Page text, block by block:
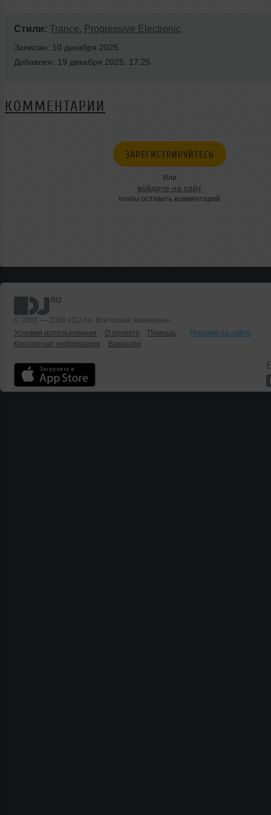
Стили: Trance, Progressive Electronic
Записан: 10 декабря 2025
Добавлен: 19 декабря 2025, 17:25
КОММЕНТАРИИ
ЗАРЕГИСТРИРУЙТЕСЬ
Или
войдите на сайт
чтобы оставить комментарий
© 2001 — 2026 «DJ.ru» Все права защищены.
Условия использования
О проекте Помощь
Реклама на сайте
Контактная информация
Вакансии